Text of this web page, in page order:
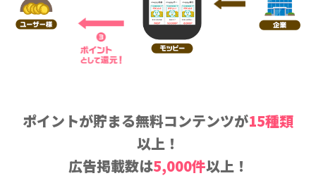
ポイントが貯まる無料コンテンツが15種類
以上！
広告掲載数は5,000件以上！